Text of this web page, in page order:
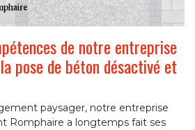
de notre entreprise
pose de béton désactivé et
paysager, notre entreprise
Romphaire a longtemps fait ses